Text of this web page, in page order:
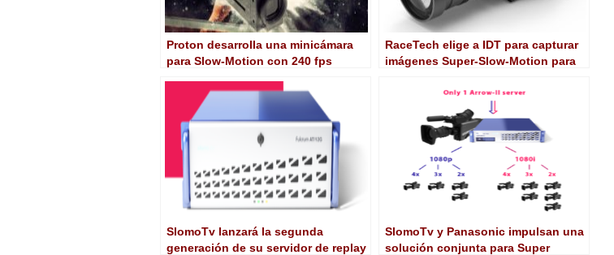
Proton desarrolla una minicámara
para Slow-Motion con 240 fps
RaceTech elige a IDT para capturar
imágenes Super-Slow-Motion para
SlomoTv lanzará la segunda
generación de su servidor de replay
SlomoTv y Panasonic impulsan una
solución conjunta para Super